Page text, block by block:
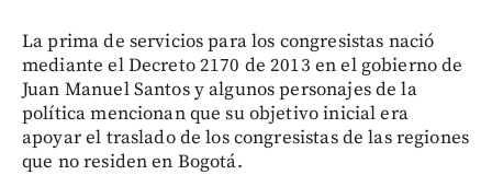
La prima de servicios para los congresistas nació
mediante el Decreto 2170 de 2013 en el gobierno de
Juan Manuel Santos y algunos personajes de la
política mencionan que su objetivo inicial era
apoyar el traslado de los congresistas de las regiones
que no residen en Bogotá.